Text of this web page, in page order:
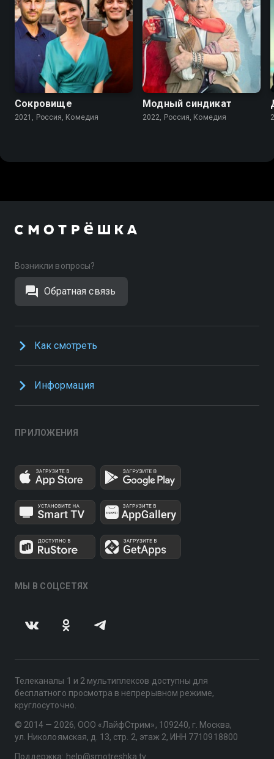
7.3
Сокровище
2021, Россия, Комедия
7.6
Модный синдикат
2022, Россия, Комедия
Возникли вопросы?
Обратная связь
Как смотреть
Информация
ПРИЛОЖЕНИЯ
МЫ В СОЦСЕТЯХ
Телеканалы 1 и 2 мультиплексов доступны для
бесплатного просмотра в непрерывном режиме,
круглосуточно.
© 2014 — 2026, ООО «ЛайфСтрим», 109240, г. Москва,
ул. Николоямская, д. 13, стр. 2, этаж 2, ИНН 7710918800
Поддержка: help@smotreshka.tv